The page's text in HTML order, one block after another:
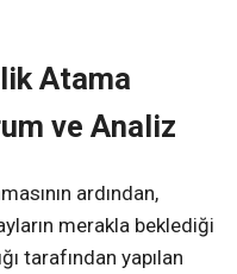
Atama
ve Analiz
ardından,
merakla beklediği
tarafından yapılan